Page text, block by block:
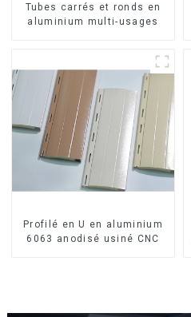
Tubes carrés et ronds en
aluminium multi-usages
Profilé en U en aluminium
6063 anodisé usiné CNC